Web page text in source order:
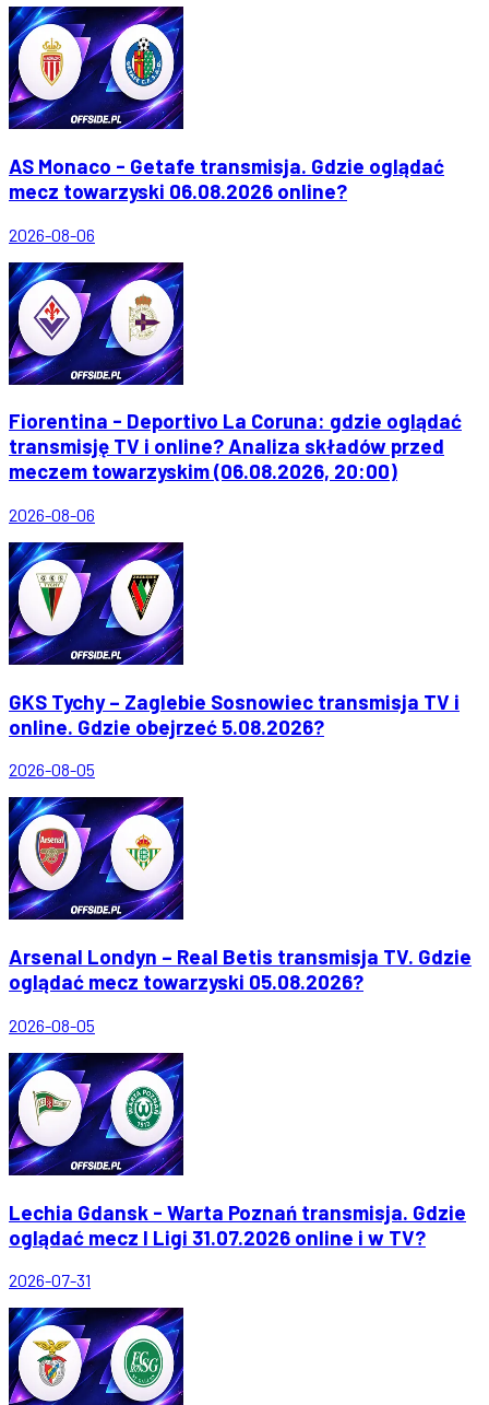
AS Monaco - Getafe transmisja. Gdzie oglądać
mecz towarzyski 06.08.2026 online?
2026-08-06
Fiorentina - Deportivo La Coruna: gdzie oglądać
transmisję TV i online? Analiza składów przed
meczem towarzyskim (06.08.2026, 20:00)
2026-08-06
GKS Tychy – Zaglebie Sosnowiec transmisja TV i
online. Gdzie obejrzeć 5.08.2026?
2026-08-05
Arsenal Londyn – Real Betis transmisja TV. Gdzie
oglądać mecz towarzyski 05.08.2026?
2026-08-05
Lechia Gdansk - Warta Poznań transmisja. Gdzie
oglądać mecz I Ligi 31.07.2026 online i w TV?
2026-07-31